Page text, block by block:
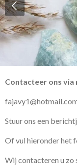
Contacteer ons via
Stuur ons een
Of vul hieronder het
Wij contacteren u zo